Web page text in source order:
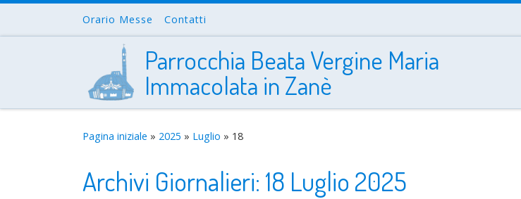
Passa al contenutoOrario Messe Contatti
Parrocchia Beata Vergine Maria
Immacolata in Zanè
Pagina iniziale » 2025 » Luglio » 18
Archivi Giornalieri: 18 Luglio 2025